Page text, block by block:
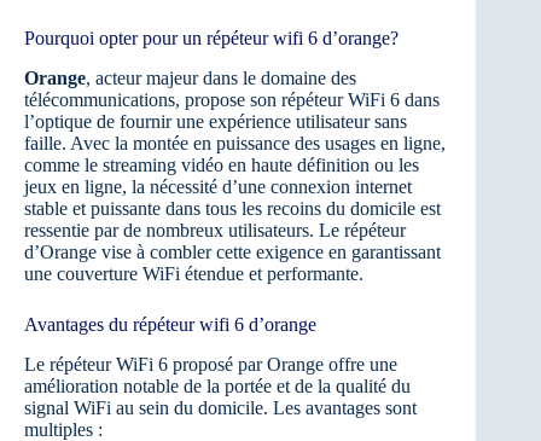
Pourquoi opter pour un répéteur wifi 6 d’orange?
Orange, acteur majeur dans le domaine des
télécommunications, propose son répéteur WiFi 6 dans
l’optique de fournir une expérience utilisateur sans
faille. Avec la montée en puissance des usages en ligne,
comme le streaming vidéo en haute définition ou les
jeux en ligne, la nécessité d’une connexion internet
stable et puissante dans tous les recoins du domicile est
ressentie par de nombreux utilisateurs. Le répéteur
d’Orange vise à combler cette exigence en garantissant
une couverture WiFi étendue et performante.
Avantages du répéteur wifi 6 d’orange
Le répéteur WiFi 6 proposé par Orange offre une
amélioration notable de la portée et de la qualité du
signal WiFi au sein du domicile. Les avantages sont
multiples :